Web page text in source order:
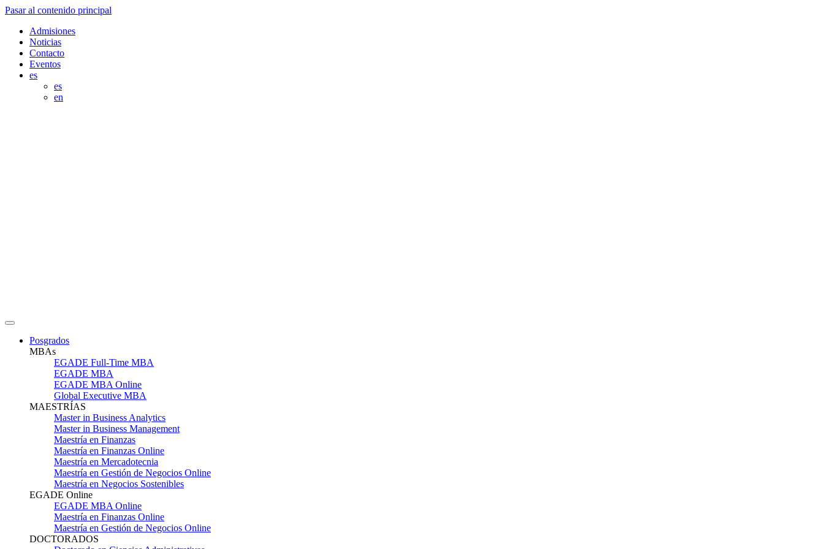
Pasar al contenido principal
Admisiones
Noticias
Contacto
Eventos
es
es
en
Posgrados
MBAs
EGADE Full-Time MBA
EGADE MBA
EGADE MBA Online
Global Executive MBA
MAESTRÍAS
Master in Business Analytics
Master in Business Management
Maestría en Finanzas
Maestría en Finanzas Online
Maestría en Mercadotecnia
Maestría en Gestión de Negocios Online
Maestría en Negocios Sostenibles
EGADE Online
EGADE MBA Online
Maestría en Finanzas Online
Maestría en Gestión de Negocios Online
DOCTORADOS